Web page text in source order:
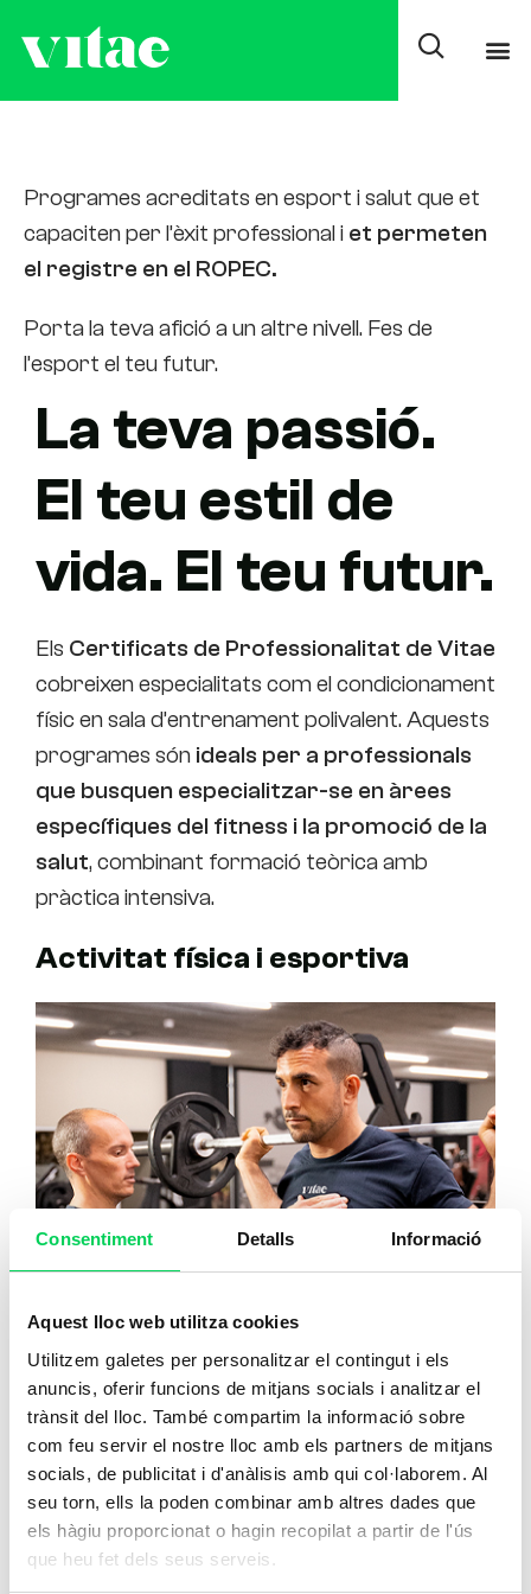
Consentiment Detalls Informació
Aquest lloc web utilitza cookies
Utilitzem galetes per personalitzar el contingut i els
anuncis, oferir funcions de mitjans socials i analitzar el
trànsit del lloc. També compartim la informació sobre
com feu servir el nostre lloc amb els partners de mitjans
socials, de publicitat i d'anàlisis amb qui col·laborem. Al
seu torn, ells la poden combinar amb altres dades que
els hàgiu proporcionat o hagin recopilat a partir de l'ús
que heu fet dels seus serveis.
Programes acreditats en esport i salut que et
capaciten per l’èxit professional i et permeten
el registre en el ROPEC.
Porta la teva afició a un altre nivell. Fes de
l’esport el teu futur.
La teva passió.
El teu estil de
vida. El teu futur.
Els Certificats de Professionalitat de Vitae
cobreixen especialitats com el condicionament
físic en sala d’entrenament polivalent. Aquests
programes són ideals per a professionals
que busquen especialitzar-se en àrees
específiques del fitness i la promoció de la
salut, combinant formació teòrica amb
pràctica intensiva.
Activitat física i esportiva
Condicionament Físic en Sala
d’Entrenament Polivalent
La teva clau d’entrada a l'entrenament
personal. Aprèn a dissenyar i adaptar
programes de fitness per millorar la condició
física dels teus clients.